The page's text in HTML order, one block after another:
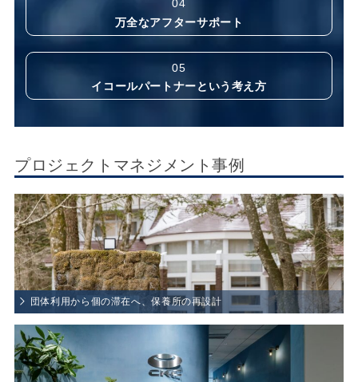
04
万全なアフターサポート
05
イコールパートナーという考え方
プロジェクトマネジメント事例
団体利用から個の滞在へ、保養所の再設計
テーマ: 団体利用から個の滞在へ、保養所の再設計